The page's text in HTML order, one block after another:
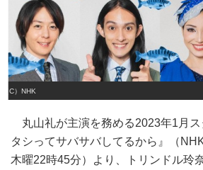
（C）NHK
丸山礼が主演を務める2023年1月ス
タシってサバサバしてるから』（
木曜22時45分）より、トリンドル玲